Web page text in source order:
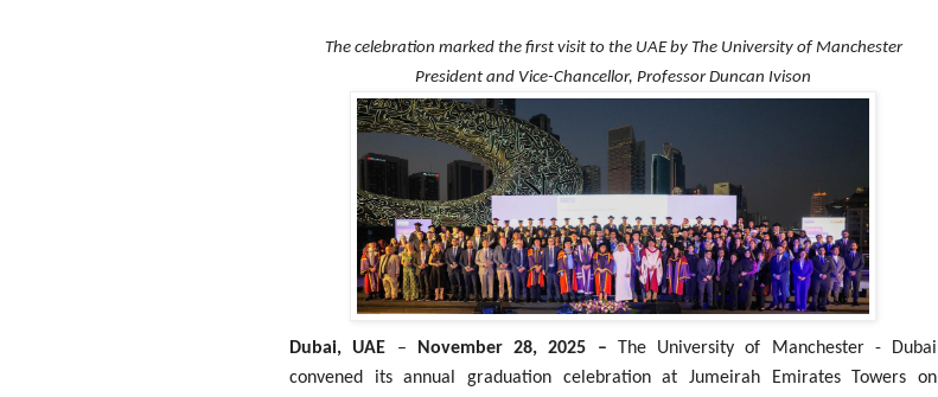
The celebration marked the first visit to the UAE by The University of Manchester
President and Vice-Chancellor, Professor Duncan Ivison
Dubai, UAE – November 28, 2025 – The University of Manchester - Dubai
convened its annual graduation celebration at Jumeirah Emirates Towers on